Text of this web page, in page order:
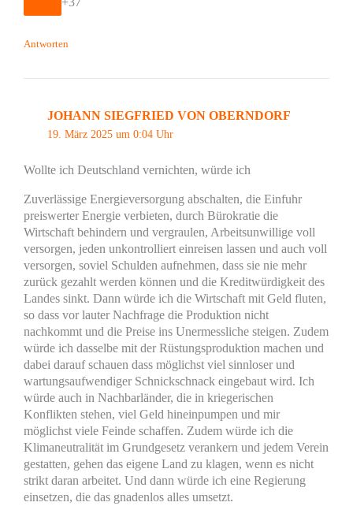
Antworten
JOHANN SIEGFRIED VON OBERNDORF
19. März 2025 um 0:04 Uhr
Wollte ich Deutschland vernichten, würde ich
Zuverlässige Energieversorgung abschalten, die Einfuhr
preiswerter Energie verbieten, durch Bürokratie die
Wirtschaft behindern und vergraulen, Arbeitsunwillige voll
versorgen, jeden unkontrolliert einreisen lassen und auch voll
versorgen, soviel Schulden aufnehmen, dass sie nie mehr
zurück gezahlt werden können und die Kreditwürdigkeit des
Landes sinkt. Dann würde ich die Wirtschaft mit Geld fluten,
so dass vor lauter Nachfrage die Produktion nicht
nachkommt und die Preise ins Unermessliche steigen. Zudem
würde ich dasselbe mit der Rüstungsproduktion machen und
dabei darauf schauen dass möglichst viel sinnloser und
wartungsaufwendiger Schnickschnack eingebaut wird. Ich
würde auch in Nachbarländer, die in kriegerischen
Konflikten stehen, viel Geld hineinpumpen und mir
möglichst viele Feinde schaffen. Zudem würde ich die
Klimaneutralität im Grundgesetz verankern und jedem Verein
gestatten, gehen das eigene Land zu klagen, wenn es nicht
strikt daran arbeitet. Und dann würde ich eine Regierung
einsetzen, die das gnadenlos alles umsetzt.